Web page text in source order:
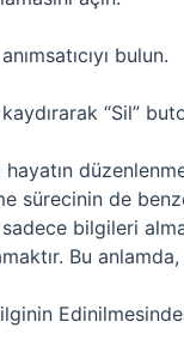
bulun.
kaydırarak “Sil”
sürecinin de
bilgileri
Bu